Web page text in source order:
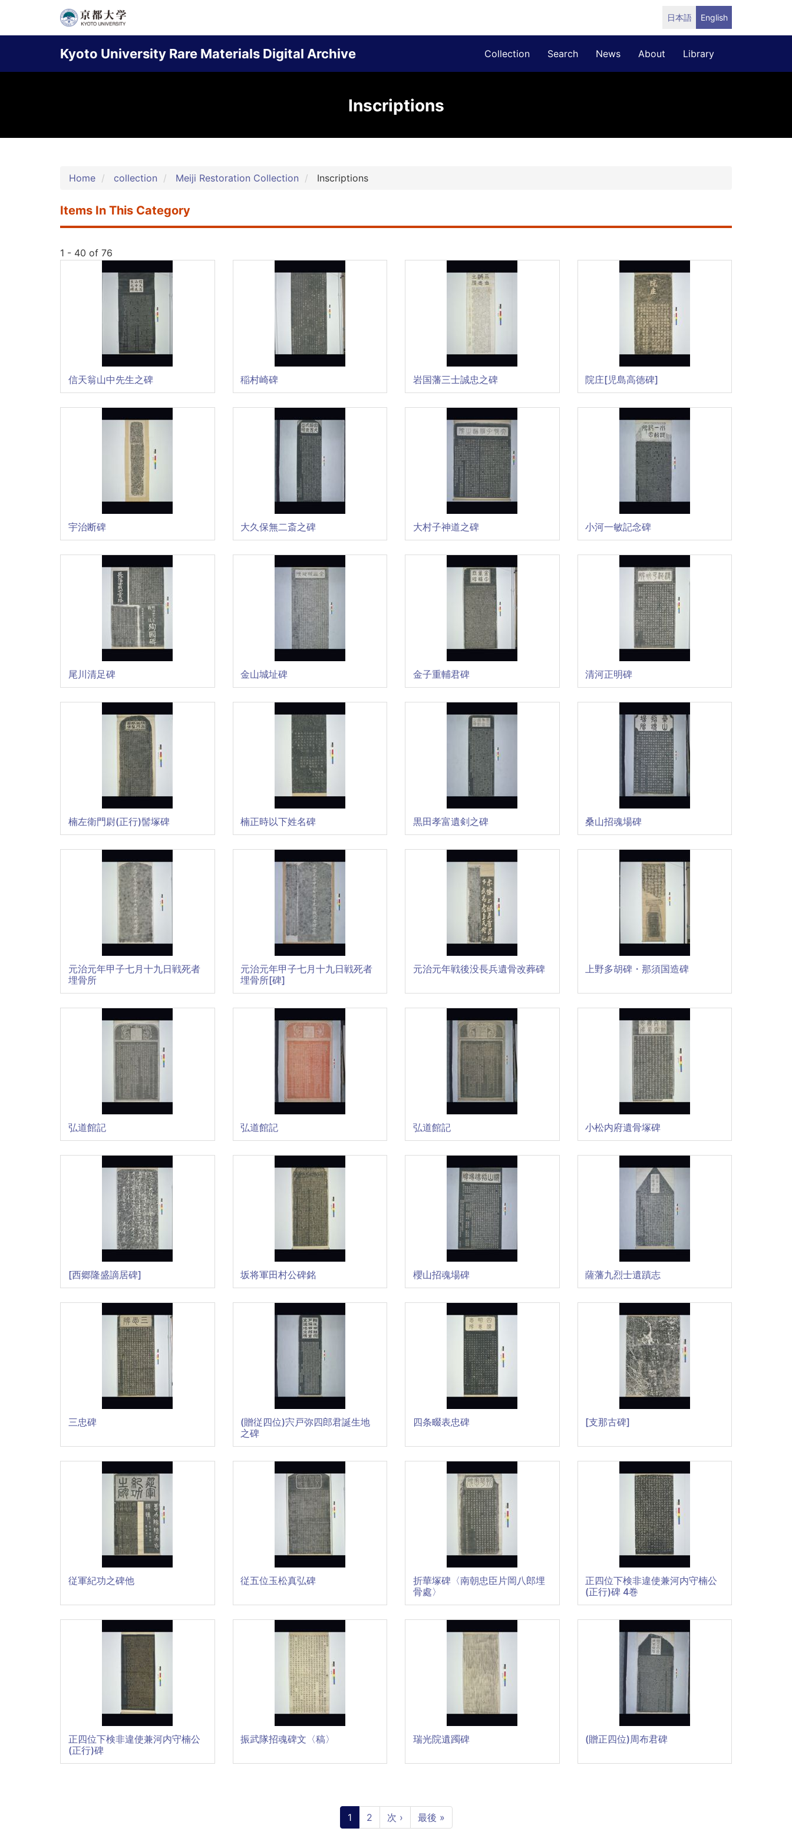
日本語 English
Kyoto University Rare Materials Digital Archive
navigation
Collection Search News About Library
Inscriptions
Home collection Meiji Restoration Collection Inscriptions
Items In This Category
1 - 40 of 76
信天翁山中先生之碑 稲村崎碑 岩国藩三士誠忠之碑 院庄[児島高徳碑]
宇治断碑 大久保無二斎之碑 大村子神道之碑 小河一敏記念碑
尾川清足碑 金山城址碑 金子重輔君碑 清河正明碑
楠左衛門尉(正行)髻塚碑 楠正時以下姓名碑 黒田孝富遺剣之碑 桑山招魂場碑
元治元年甲子七月十九日戦死者
埋骨所
元治元年甲子七月十九日戦死者
埋骨所[碑]
元治元年戦後没長兵遺骨改葬碑 上野多胡碑・那須国造碑
弘道館記 弘道館記 弘道館記 小松内府遺骨塚碑
[西郷隆盛謫居碑] 坂将軍田村公碑銘 櫻山招魂場碑 薩藩九烈士遺蹟志
三忠碑
(贈従四位)宍戸弥四郎君誕生地
之碑
四条畷表忠碑 [支那古碑]
従軍紀功之碑他 従五位玉松真弘碑
折華塚碑〈南朝忠臣片岡八郎埋
骨處〉
正四位下検非違使兼河内守楠公
(正行)碑 4巻
正四位下検非違使兼河内守楠公
(正行)碑
振武隊招魂碑文〈稿〉 瑞光院遺躅碑 (贈正四位)周布君碑
Current
page
1 Page
2
Next
page
次 ›
Last
page
最後 »